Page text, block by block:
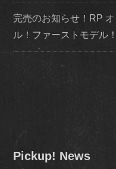
完売のお知らせ！RP
ル！ファーストモデル！
Pickup! News